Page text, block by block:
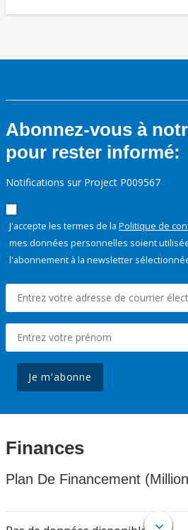
Abonnez-vous à
pour rester informé:
Notifications sur Project P009567
J'accepte les termes de la Politique de
mes données personnelles soient
l'abonnement à la newsletter
Je m'abonne
Finances
Plan De Financement